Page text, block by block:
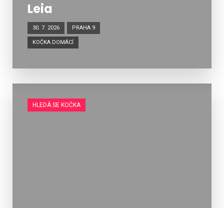
Leia
30. 7. 2026 PRAHA 9
KOČKA DOMÁCÍ
HLEDÁ SE KOČKA